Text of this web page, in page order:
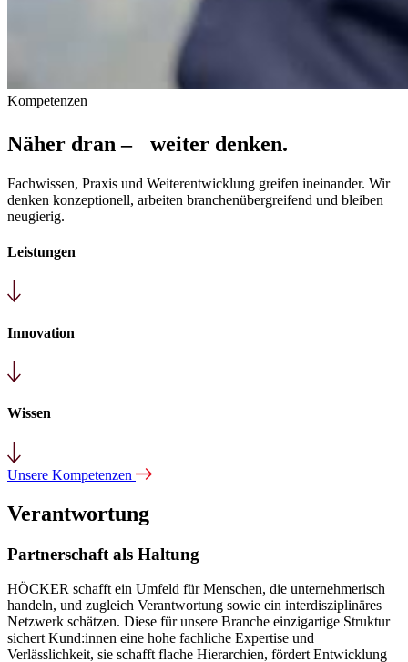
Kompetenzen
Näher dran – weiter denken.
Fachwissen, Praxis und Weiterentwicklung greifen ineinander. Wir
denken konzeptionell, arbeiten branchenübergreifend und bleiben
neugierig.
Leistungen
Innovation
Wissen
Unsere Kompetenzen
Verantwortung
Partnerschaft als Haltung
HÖCKER schafft ein Umfeld für Menschen, die unternehmerisch
handeln, und zugleich Verantwortung sowie ein interdisziplinäres
Netzwerk schätzen. Diese für unsere Branche einzigartige Struktur
sichert Kund:innen eine hohe fachliche Expertise und
Verlässlichkeit, sie schafft flache Hierarchien, fördert Entwicklung